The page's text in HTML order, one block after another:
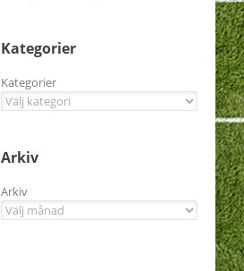
Kategorier
Kategorier
Arkiv
Arkiv